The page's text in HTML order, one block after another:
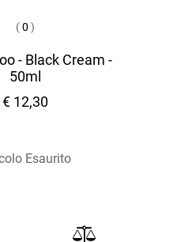
(0 )
- Black Cream -
50ml
€ 12,30
Esaurito